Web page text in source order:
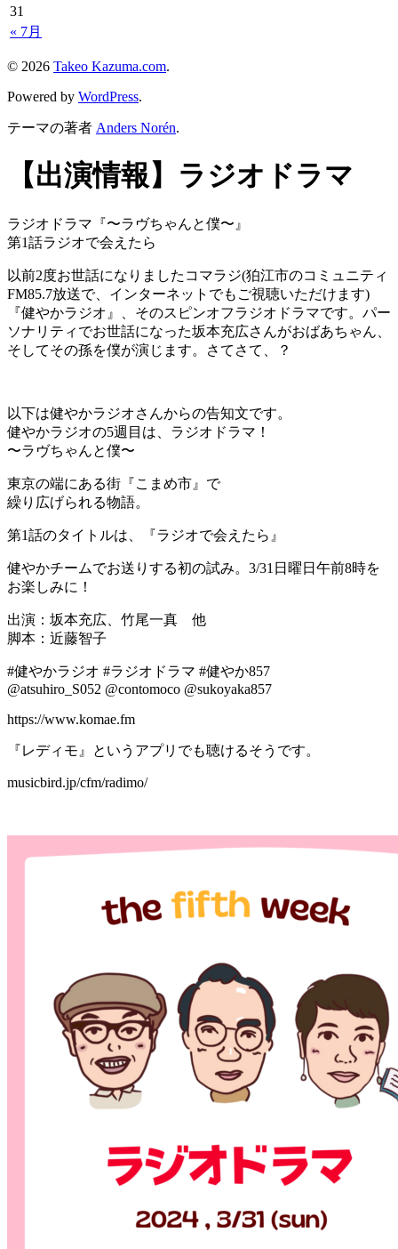
« 7月
31
© 2026 Takeo Kazuma.com.
Powered by WordPress.
テーマの著者 Anders Norén.
【出演情報】ラジオドラマ
ラジオドラマ『〜ラヴちゃんと僕〜』
第1話ラジオで会えたら
以前2度お世話になりましたコマラジ(狛江市のコミュニティ
FM85.7放送で、インターネットでもご視聴いただけます)
『健やかラジオ』、そのスピンオフラジオドラマです。パー
ソナリティでお世話になった坂本充広さんがおばあちゃん、
そしてその孫を僕が演じます。さてさて、？
以下は健やかラジオさんからの告知文です。
健やかラジオの5週目は、ラジオドラマ！
〜ラヴちゃんと僕〜
東京の端にある街『こまめ市』で
繰り広げられる物語。
第1話のタイトルは、『ラジオで会えたら』
健やかチームでお送りする初の試み。3/31日曜日午前8時を
お楽しみに！
出演：坂本充広、竹尾一真 他
脚本：近藤智子
#健やかラジオ #ラジオドラマ #健やか857
@atsuhiro_S052 @contomoco @sukoyaka857
https://www.komae.fm
『レディモ』というアプリでも聴けるそうです。
musicbird.jp/cfm/radimo/